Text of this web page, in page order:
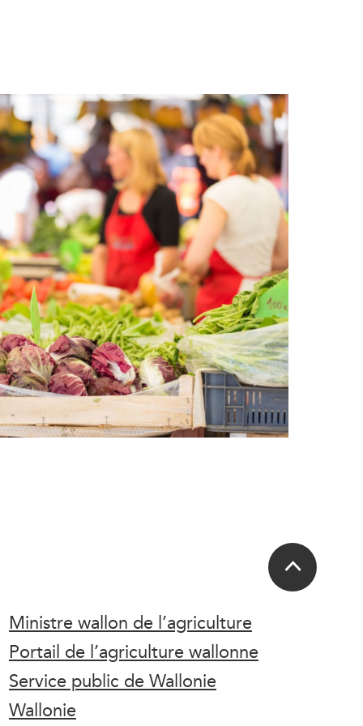
Ministre wallon de l’agriculture
Portail de l’agriculture wallonne
Service public de Wallonie
Wallonie